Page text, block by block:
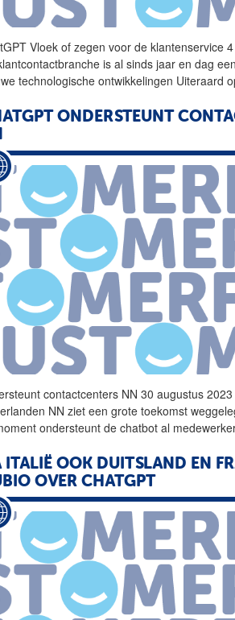
Vloek of zegen voor de klantenservice
is al sinds jaar en dag
technologische ontwikkelingen Uiteraard
ONDERSTEUNT
contactcenters NN 30 augustus
NN ziet een grote toekomst
ondersteunt de chatbot al
ITALIË OOK DUITSLAND EN
OVERCHATGPT